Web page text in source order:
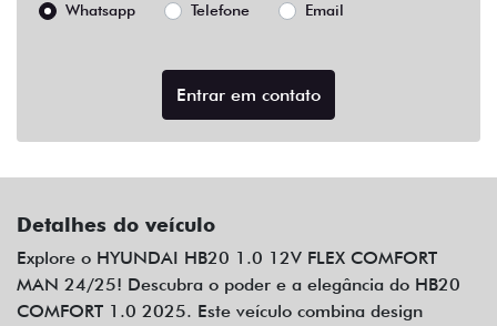
Whatsapp
Telefone Email
Entrar em contato
Detalhes do veículo
Explore o HYUNDAI HB20 1.0 12V FLEX COMFORT
MAN 24/25! Descubra o poder e a elegância do HB20
COMFORT 1.0 2025. Este veículo combina design